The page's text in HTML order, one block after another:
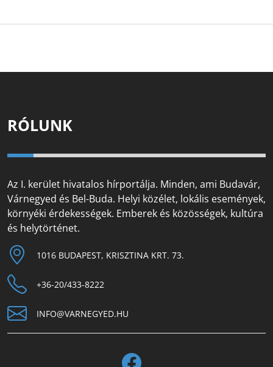
RÓLUNK
Az I. kerület hivatalos hírportálja. Minden, ami Budavár,
Várnegyed és Bel-Buda. Helyi közélet, lokális események,
környéki érdekességek. Emberek és közösségek, kultúra
és helytörténet.
1016 BUDAPEST, KRISZTINA KRT. 73.
+36-20/433-8222
INFO@VARNEGYED.HU